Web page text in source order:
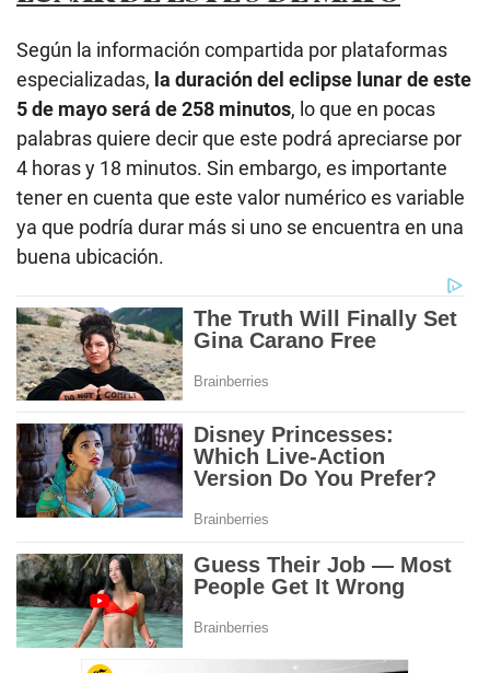
Según la información compartida por plataformas
especializadas, la duración del eclipse lunar de este
5 de mayo será de 258 minutos, lo que en pocas
palabras quiere decir que este podrá apreciarse por
4 horas y 18 minutos. Sin embargo, es importante
tener en cuenta que este valor numérico es variable
ya que podría durar más si uno se encuentra en una
buena ubicación.